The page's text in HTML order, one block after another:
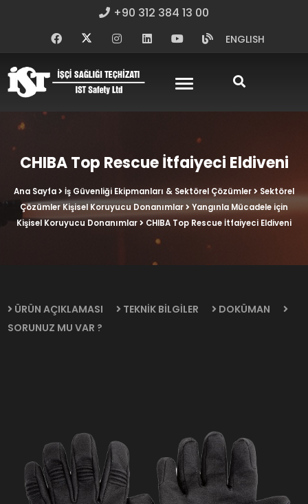
+90 312 384 13 00
ENGLISH
CHIBA Top Rescue İtfaiyeci Eldiveni
Ana Sayfa İş Güvenliği Ekipmanları & Sektörel Çözümler
Sektörel
Çözümler Kişisel Koruyucu Donanımlar
Yangınla Mücadele için
Kişisel Koruyucu Donanımlar
CHIBA Top Rescue İtfaiyeci Eldiveni
ÜRÜN AÇIKLAMASI TEKNİK BİLGİLER
DOKÜMAN
SORUNUZ MU VAR ?